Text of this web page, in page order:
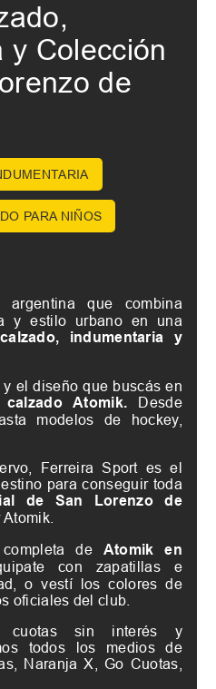
y Colección
de
PARA NIÑOS
que combina
y estilo urbano en una
calzado, indumentaria y
el diseño que buscás en
calzado Atomik. Desde
modelos de hockey,
Ferreira Sport es el
para conseguir toda
de San Lorenzo de
de Atomik en
con zapatillas e
o vestí los colores de
oficiales del club.
cuotas sin interés y
todos los medios de
Naranja X, Go Cuotas,